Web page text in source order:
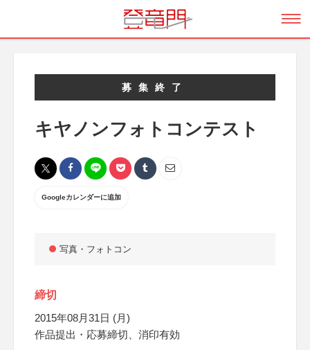
募集終了
キヤノンフォトコンテスト
Googleカレンダーに追加
写真・フォトコン
締切
2015年08月31日 (月)
作品提出・応募締切、消印有効